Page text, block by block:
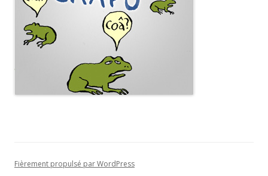
Fièrement propulsé par WordPress